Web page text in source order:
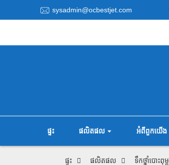
sysadmin@ocbestjet.com
ផ្ទះ ផលិតផល អំពីពួកយើង
ផ្ទះ ផលិតផល ទឹកថ្នាំបោះពុម្ព